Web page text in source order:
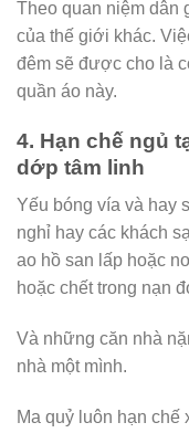
Theo quan niệm dân
của thế giới khác.
đêm sẽ được cho là
quần áo này.
4. Hạn chế ngủ
dớp tâm linh
Yếu bóng vía và hay
nghỉ hay các khách
ao hồ san lấp hoặc
hoặc chết trong
Và những căn nhà
nhà một mình.
Ma quỷ luôn hạn